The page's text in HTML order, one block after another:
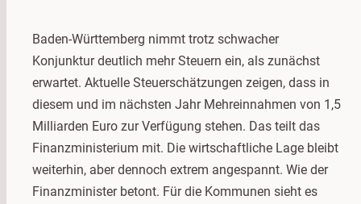
Baden-Württemberg nimmt trotz schwacher
Konjunktur deutlich mehr Steuern ein, als zunächst
erwartet. Aktuelle Steuerschätzungen zeigen, dass in
diesem und im nächsten Jahr Mehreinnahmen von 1,5
Milliarden Euro zur Verfügung stehen. Das teilt das
Finanzministerium mit. Die wirtschaftliche Lage bleibt
weiterhin, aber dennoch extrem angespannt. Wie der
Finanzminister betont. Für die Kommunen sieht es